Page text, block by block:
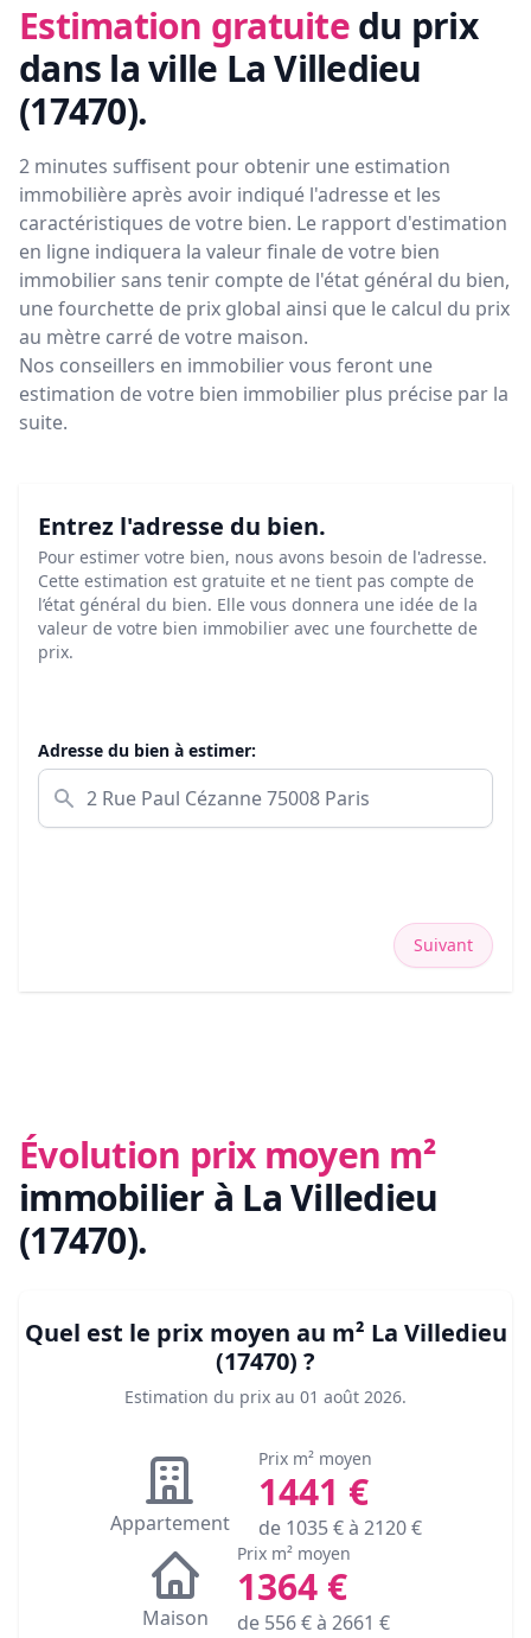
Estimation gratuite du prix
dans la ville La Villedieu
(17470).
2 minutes suffisent pour obtenir une estimation
immobilière après avoir indiqué l'adresse et les
caractéristiques de votre bien. Le rapport d'estimation
en ligne indiquera la valeur finale de votre bien
immobilier sans tenir compte de l'état général du bien,
une fourchette de prix global ainsi que le calcul du prix
au mètre carré de votre maison.
Nos conseillers en immobilier vous feront une
estimation de votre bien immobilier plus précise par la
suite.
Entrez l'adresse du bien.
Pour estimer votre bien, nous avons besoin de l'adresse.
Cette estimation est gratuite et ne tient pas compte de
l’état général du bien. Elle vous donnera une idée de la
valeur de votre bien immobilier avec une fourchette de
prix.
Adresse du bien à estimer:
Suivant
Évolution prix moyen m²
immobilier à La Villedieu
(17470).
Quel est le prix moyen au m² La Villedieu
(17470) ?
Estimation du prix au 01 août 2026.
Appartement
Prix m² moyen
1441 €
de 1035€ à 2120€
Maison
Prix m² moyen
1364€
de 556€ à 2661 €